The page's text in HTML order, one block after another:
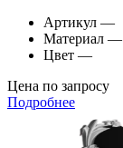
Артикул —
Материал —
Цвет —
Цена по запросу
Подробнее